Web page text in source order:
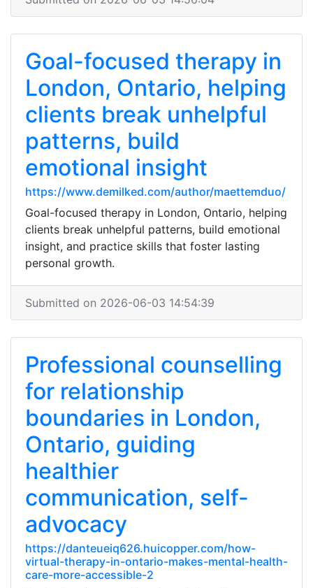
Goal-focused therapy in
London, Ontario, helping
clients break unhelpful
patterns, build
emotional insight
https://www.demilked.com/author/maettemduo/
Goal-focused therapy in London, Ontario, helping
clients break unhelpful patterns, build emotional
insight, and practice skills that foster lasting
personal growth.
Submitted on 2026-06-03 14:54:39
Professional counselling
for relationship
boundaries in London,
Ontario, guiding
healthier
communication, self-
advocacy
https://danteueiq626.huicopper.com/how-
virtual-therapy-in-ontario-makes-mental-health-
care-more-accessible-2